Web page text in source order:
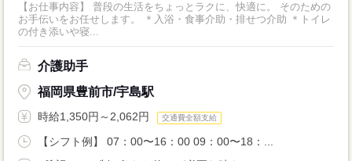
【お仕事内容】 普段の生活をちょっとラクに、快適に。 そのための
お手伝いをお任せします。 ＊入浴・食事介助・排せつ介助 ＊トイレ
の付き添いや寝...
介護助手
福岡県豊前市/宇島駅
時給1,350円～2,062円 交通費全額支給
【シフト例】 07：00〜16：00 09：00〜18：...